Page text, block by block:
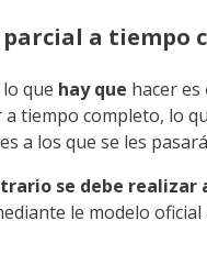
a tiempo
que hay que hacer es
a tiempo completo, lo
los que se les
se debe realizar
le modelo